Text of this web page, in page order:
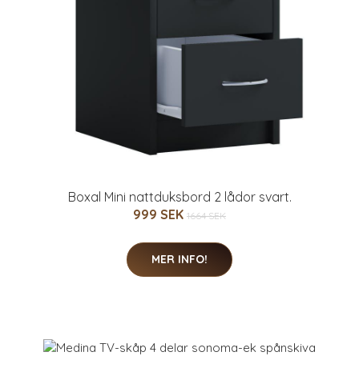
Boxal Mini nattduksbord 2 lådor svart.
999 SEK 1664 SEK
MER INFO!